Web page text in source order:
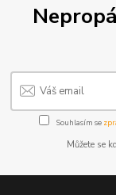
Souhlasím se
Můžete se